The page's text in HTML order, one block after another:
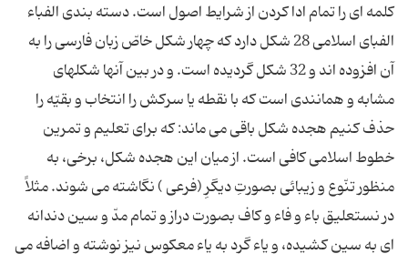
كلمه ای را تمام ادا كردن از شرایط اصول است. دسته بندی الفباء
الفبای اسلامی 28 شكل دارد كه چهار شكل خاصّ زبان فارسی را به
آن افزوده اند و 32 شكل گردیده است. و در بین آنها شكلهای
مشابه و همانندی است كه با نقطه یا سركش را انتخاب و بقیّه را
حذف كنیم هجده شكل باقی می ماند: كه برای تعلیم و تمرین
خطوط اسلامی كافی است. از میان این هجده شكل، برخی، به
منظور تنّوع و زیبائی بصورتِ دیگرِ (فرعی ) نگاشته می شوند. مثلاً
در نستعلیق باء و فاء و كاف بصورت دراز و تمام مدّ و سین دندانه
ای به سین كشیده، و یاء گرد به یاء معكوس نیز نوشته و اضافه می